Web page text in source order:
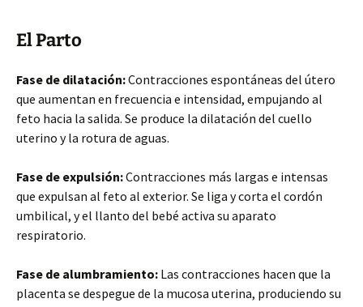
El Parto
Fase de dilatación:Contracciones espontáneas del útero
que aumentan en frecuencia e intensidad, empujando al
feto hacia la salida. Se produce la dilatación del cuello
uterino y la rotura de aguas.
Fase de expulsión:Contracciones más largas e intensas
que expulsan al feto al exterior. Se liga y corta el cordón
umbilical, y el llanto del bebé activa su aparato
respiratorio.
Fase de alumbramiento: Las contracciones hacen que la
placenta se despegue de la mucosa uterina, produciendo su